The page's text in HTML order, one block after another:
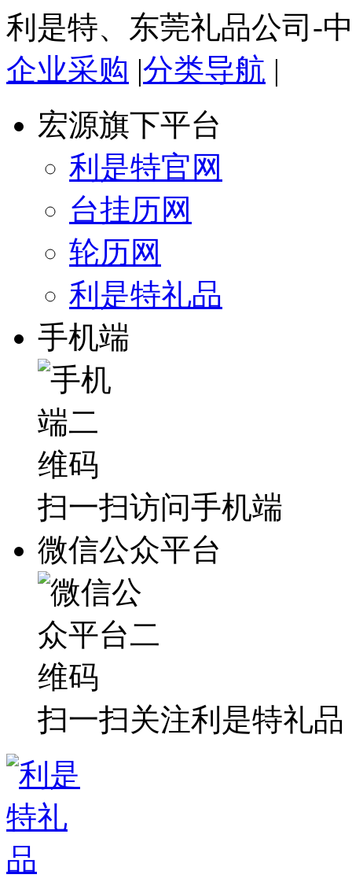
利是特、东莞礼品公司-
企业采购 |分类导航 |
宏源旗下平台
利是特官网
台挂历网
轮历网
利是特礼品
手机端
扫一扫访问手机端
微信公众平台
扫一扫关注利是特礼品